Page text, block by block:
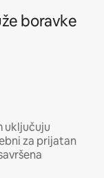
boravke
uključuju
za prijatan